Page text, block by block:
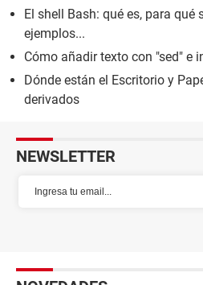
El shell Bash: qué es, para qué
ejemplos...
Cómo añadir texto con "sed" e
Dónde están el Escritorio y
derivados
NEWSLETTER